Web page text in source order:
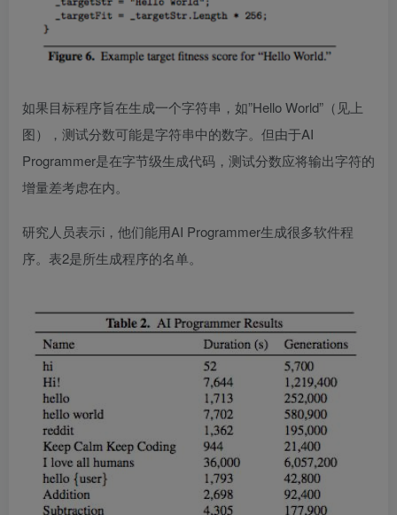
如果目标程序旨在生成一个字符串，如”Hello World”（见上
图），测试分数可能是字符串中的数字。但由于AI
Programmer是在字节级生成代码，测试分数应将输出字符的
增量差考虑在内。
研究人员表示i，他们能用AI Programmer生成很多软件程
序。表2是所生成程序的名单。